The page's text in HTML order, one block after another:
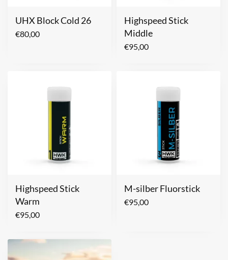
UHX Block Cold 26
€80,00
Highspeed Stick
Middle
€95,00
Highspeed Stick
Warm
€95,00
M-silber Fluorstick
€95,00